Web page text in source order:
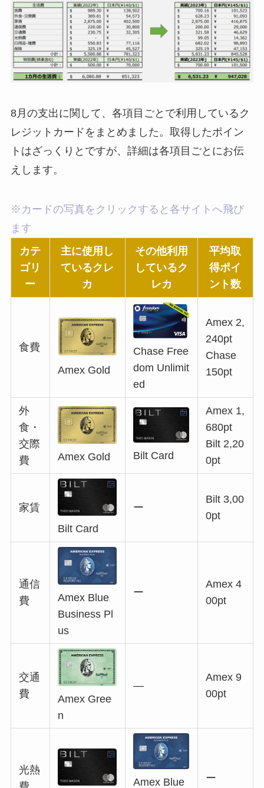
8月の支出に関して、各項目ごとで利用しているク
レジットカードをまとめました。取得したポイン
トはざっくりとですが、詳細は各項目ごとにお伝
えします。
※カードの写真をクリックすると各サイトへ飛び
ます
カテ
ゴリ
ー
主に使用し
ているクレ
カ
その他利用
しているク
レカ
平均取
得ポイ
ント数
食費
Amex Gold
Chase Free
dom Unlimit
ed
Amex 2,
240pt
Chase
150pt
外
食・
交際
費
Amex Gold Bilt Card
Amex 1,
680pt
Bilt 2,20
0pt
家賃
Bilt Card
ー
Bilt 3,00
0pt
通信
費
Amex Blue
Business Pl
us
ー
Amex 4
00pt
交通
費
Amex Gree
n
―
Amex 9
00pt
光熱
Amex Blue ー